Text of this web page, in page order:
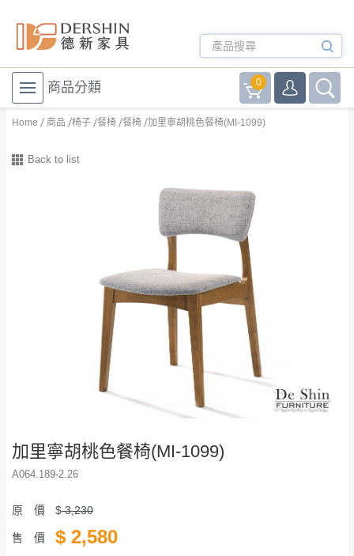
商品分類 0
Home 商品 椅子 餐椅 餐椅 加里寧胡桃色餐椅(MI-1099)
Back to list
加里寧胡桃色餐椅(MI-1099)
A064.189-2.26
原 價 $3,230
售 價 $ 2,580